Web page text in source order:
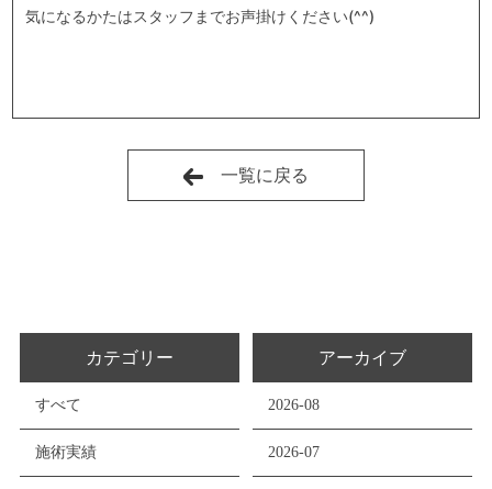
気になるかたはスタッフまでお声掛けください(^^)
一覧に戻る
カテゴリー
すべて
施術実績
アーカイブ
2026-08
2026-07